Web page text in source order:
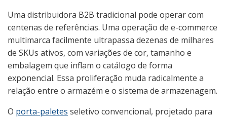
Uma distribuidora B2B tradicional pode operar com
centenas de referências. Uma operação de e-commerce
multimarca facilmente ultrapassa dezenas de milhares
de SKUs ativos, com variações de cor, tamanho e
embalagem que inflam o catálogo de forma
exponencial. Essa proliferação muda radicalmente a
relação entre o armazém e o sistema de armazenagem.
O porta-paletes seletivo convencional, projetado para